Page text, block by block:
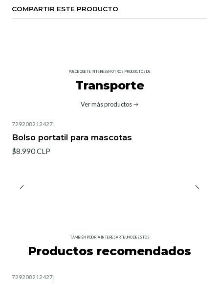
COMPARTIR ESTE PRODUCTO
PUEDE QUE TE INTERESEN OTROS PRODUCTOS DE
Transporte
Ver más productos
729208212427|
Bolso portatil para mascotas
$8.990 CLP
TAMBIÉN PODRÍA INTERESARTE UNO DE ESTOS
Productos recomendados
729208212427|